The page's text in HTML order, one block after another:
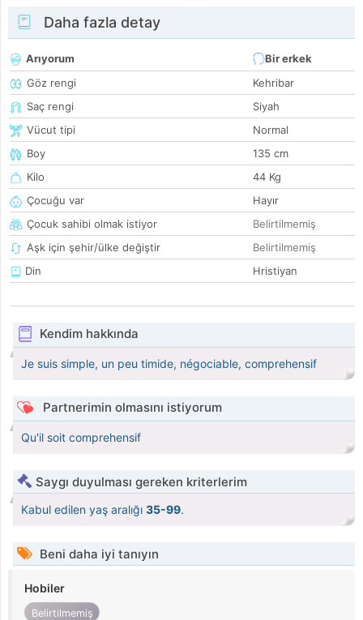
Daha fazla detay
Arıyorum
Bir erkek
Göz rengi
Kehribar
Saç rengi
Siyah
Vücut tipi
Normal
Boy
135 cm
Kilo
44 Kg
Çocuğu var
Hayır
Çocuk sahibi olmak istiyor
Belirtilmemiş
Aşk için şehir/ülke değiştir
Belirtilmemiş
Din
Hristiyan
Kendim hakkında
Je suis simple, un peu timide, négociable, comprehensif
Partnerimin olmasını istiyorum
Qu'il soit comprehensif
Saygı duyulması gereken kriterlerim
Kabul edilen yaş aralığı 35-99.
Beni daha iyi tanıyın
Hobiler
Belirtilmemiş